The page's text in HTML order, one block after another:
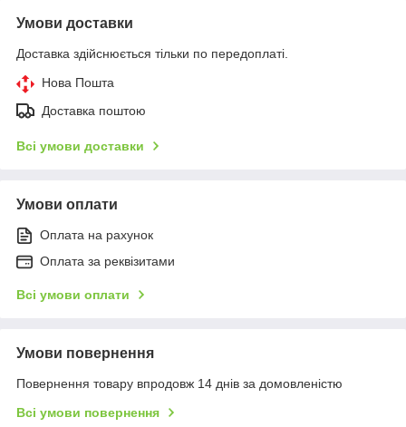
Умови доставки
Доставка здійснюється тільки по передоплаті.
Нова Пошта
Доставка поштою
Всі умови доставки
Умови оплати
Оплата на рахунок
Оплата за реквізитами
Всі умови оплати
Умови повернення
Повернення товару впродовж 14 днів за домовленістю
Всі умови повернення